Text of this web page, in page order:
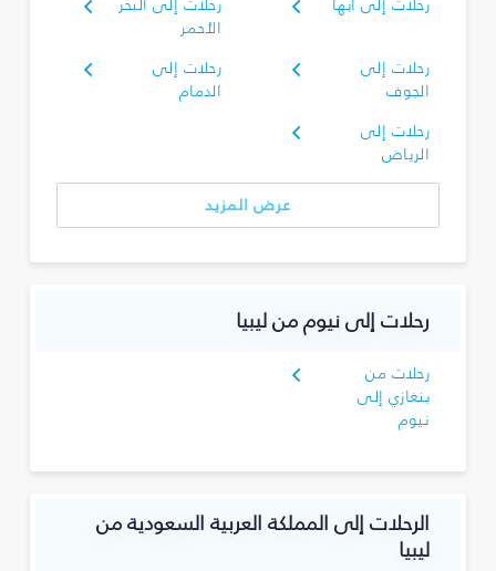
رحلات إلى أبها
رحلات إلى البحر
الأحمر
رحلات إلى
الجوف
رحلات إلى
الدمام
رحلات إلى
الرياض
عرض المزيد
رحلات إلى نيوم من ليبيا
رحلات من
بنغازي إلى
نيوم
الرحلات إلى المملكة العربية السعودية من
ليبيا